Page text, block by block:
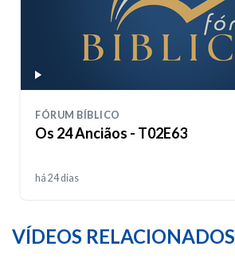
FÓRUM BÍBLICO
Os 24 Anciãos - T02E63
há 24 dias
VÍDEOS RELACIONADOS